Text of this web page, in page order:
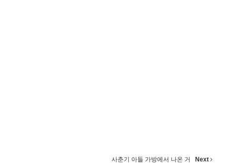
사춘기 아들 가방에서 나온 거 Next